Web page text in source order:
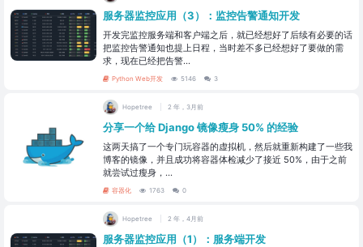
服务器监控应用（3）：监控告警通知开发
开发完监控服务端和客户端之后，就已经想好了后续有必要的话
把监控告警通知也提上日程，当时差不多已经想好了要做的需
求，现在已经把告警...
Python Web开发 5146 3
Hopetree 2 年，3月前
分享一个给 Django 镜像瘦身 50% 的经验
这两天搞了一个专门玩容器的虚拟机，然后就重新构建了一些我
博客的镜像，并且成功将容器体检减少了接近 50%，由于之前
就尝试过瘦身，...
容器化 1763 0
Hopetree 2 年，4月前
服务器监控应用（1）：服务端开发